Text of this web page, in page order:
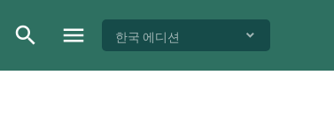
한국 에디션